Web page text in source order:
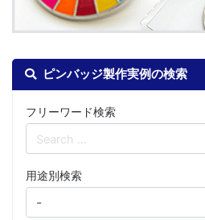
ピンバッジ製作実例の検索
フリーワード検索
Search
用途別検索